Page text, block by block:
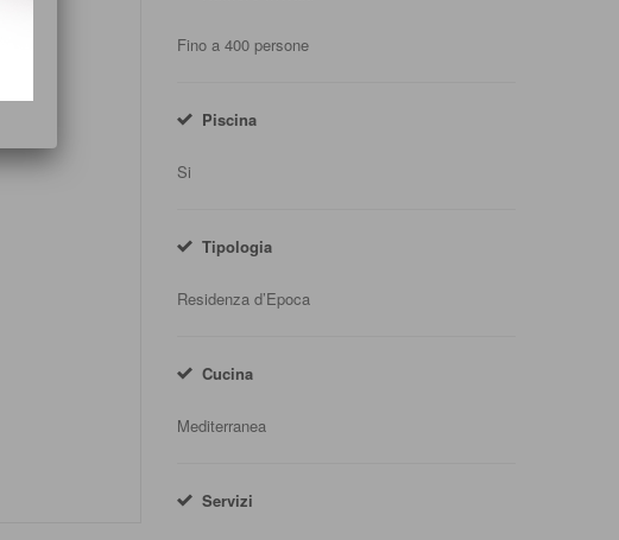
Fino a 400 persone
Piscina
Si
Tipologia
Residenza d’Epoca
Cucina
Mediterranea
Servizi